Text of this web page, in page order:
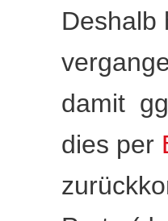
Deshalb
damit
dies per